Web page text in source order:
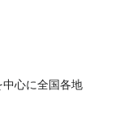
心に全国各地